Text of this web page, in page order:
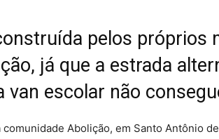
pelos próprios
já que a estrada
van escolar não
comunidade Abolição, em Santo Antônio